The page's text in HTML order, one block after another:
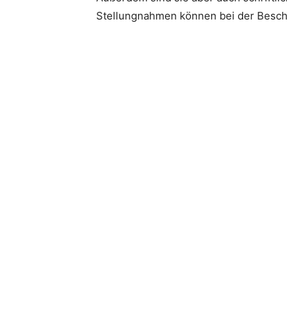
Stellungnahmen können bei der